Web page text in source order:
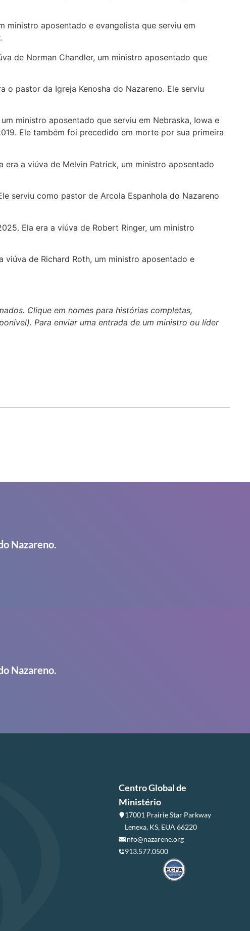
ministro aposentado e evangelista que serviu em
de Norman Chandler, um ministro aposentado que
o pastor da Igreja Kenosha do Nazareno. Ele serviu
ministro aposentado que serviu em Nebraska, Iowa e
Ele também foi precedido em morte por sua primeira
era a viúva de Melvin Patrick, um ministro aposentado
serviu como pastor de Arcola Espanhola do Nazareno
Ela era a viúva de Robert Ringer, um ministro
viúva de Richard Roth, um ministro aposentado e
Clique em nomes para histórias completas,
Para enviar uma entrada de um ministro ou líder
Nazareno.
Nazareno.
Centro Global de
Ministério
17001 Prairie Star Parkway
Lenexa, KS, EUA 66220
info@nazarene.org
913.577.0500